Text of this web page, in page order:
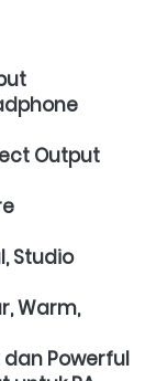
Output
Studio
Warm,
dan Powerful